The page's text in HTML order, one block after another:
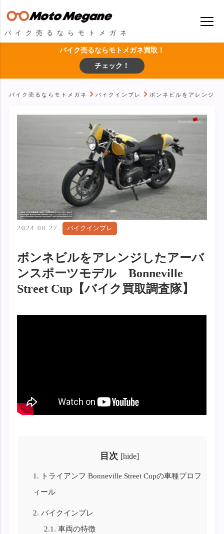
バイク売るならモトメガネ
バイク売るならモトメガネ買取！
チェック！
バイク売るならモトメガネ バイクインプレ ボンネビルをアレンジ
2024.08.27 バイクインプレ
ボンネビルをアレンジしたアーバ
ンスポーツモデル Bonneville
Street Cup【バイク買取調査隊】
目次 [hide]
1. トライアンフ Bonneville Street Cupの車種プロフ
ィール
2. バイクインプレ
2.1. 車両の特徴